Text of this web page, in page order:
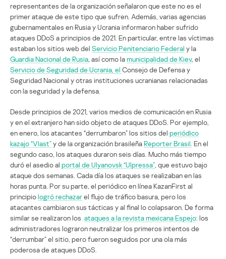
representantes de la organización señalaron que este no es el
primer ataque de este tipo que sufren. Además, varias agencias
gubernamentales en Rusia y Ucrania informaron haber sufrido
ataques DDoS a principios de 2021. En particular, entre las víctimas
estaban los sitios web del Servicio Penitenciario Federal y la
Guardia Nacional de Rusia , así como lamunicipalidad de Kiev, el
Servicio de Seguridad de Ucrania, el Consejo de Defensa y
Seguridad Nacional y otras instituciones ucranianas relacionadas
con la seguridad y la defensa.
Desde principios de 2021, varios medios de comunicación en Rusia
y en el extranjero han sido objeto de ataques DDoS. Por ejemplo,
en enero, los atacantes “derrumbaron” los sitios del periódico
kazajo “Vlast”y de la organización brasileñaReporter Brasil . En el
segundo caso, los ataques duraron seis días. Mucho más tiempo
duró el asedio al portal de Ulyanovsk “Ulpressa” , que estuvo bajo
ataque dos semanas. Cada día los ataques se realizaban en las
horas punta. Por su parte, el periódico en línea KazanFirst al
principiologró rechazarel flujo de tráfico basura, pero los
atacantes cambiaron sus tácticas y al final lo colapsaron. De forma
similar se realizaron los ataques a la revista mexicana Espejo: los
administradores lograron neutralizar los primeros intentos de
“derrumbar” el sitio, pero fueron seguidos por una ola más
poderosa de ataques DDoS.